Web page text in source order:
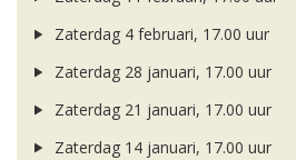
Zaterdag 4 februari, 17.00 uur
Zaterdag 28 januari, 17.00 uur
Zaterdag 21 januari, 17.00 uur
Zaterdag 14 januari, 17.00 uur